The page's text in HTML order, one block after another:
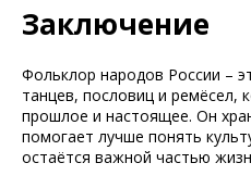
Заключение
Фольклор народов России –
танцев, пословиц и ремёсел,
прошлое и настоящее. Он
помогает лучше понять
остаётся важной частью